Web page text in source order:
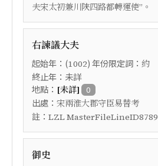
夫宋太初兼川陜四路都轉運使”。
右諫議大夫
起始年：(1002) 年份限定詞： 約
終止年：未詳
地點： [未詳] 0
出處： 宋兩淮大郡守臣易替考
註： LZL MasterFileLineID8789
御史